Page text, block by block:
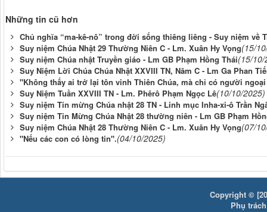
Những tin cũ hơn
Chủ nghĩa “ma-kê-nô” trong đời sống thiêng liêng - Suy niệm về
Suy niệm Chúa Nhật 29 Thường Niên C - Lm. Xuân Hy Vọng(15/
Suy niệm Chúa nhật Truyền giáo - Lm GB Phạm Hồng Thái(15/
Suy Niệm Lời Chúa Chúa Nhật XXVIII TN, Năm C - Lm Ga Phan
"Không thấy ai trở lại tôn vinh Thiên Chúa, mà chỉ có người
Suy Niệm Tuần XXVIII TN - Lm. Phêrô Phạm Ngọc Lê(10/10/2025)
Suy niệm Tin mừng Chúa nhật 28 TN - Linh mục Inha-xi-ô Trần
Suy niệm Tin Mừng Chúa Nhật 28 thường niên - Lm GB Phạm
Suy niệm Chúa Nhật 28 Thường Niên C - Lm. Xuân Hy Vọng(07/
"Nếu các con có lòng tin".(04/10/2025)
Copyright ©
Phụ